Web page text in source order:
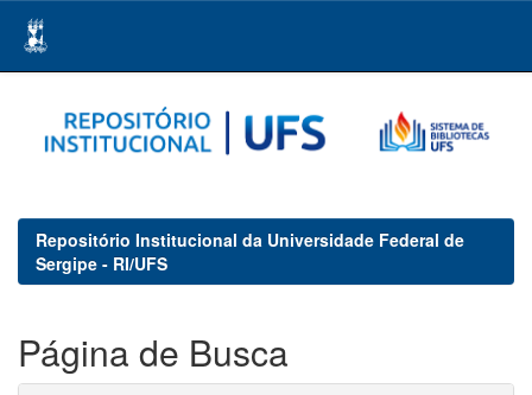
navigation
Repositório Institucional da Universidade Federal de
Sergipe - RI/UFS
Página de Busca